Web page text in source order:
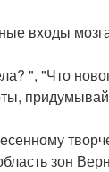
входы
", "Что
зон